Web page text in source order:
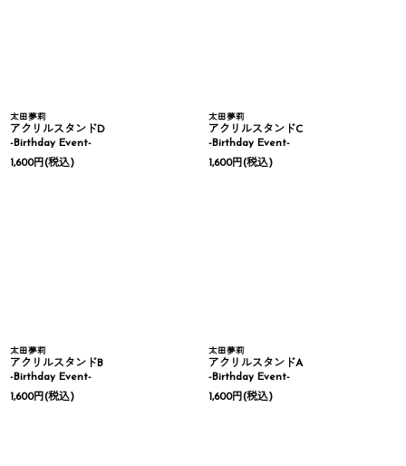
太田夢莉
アクリルスタンドD
-Birthday Event-
1,600円(税込)
太田夢莉
アクリルスタンドC
-Birthday Event-
1,600円(税込)
太田夢莉
アクリルスタンドB
-Birthday Event-
1,600円(税込)
太田夢莉
アクリルスタンドA
-Birthday Event-
1,600円(税込)